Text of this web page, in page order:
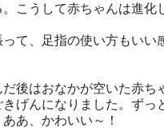
。こうして赤ちゃんは進化
て、足指の使い方もいい
後はおなかが空いた赤ち
げんになりました。ずっ
あ、かわいい～！